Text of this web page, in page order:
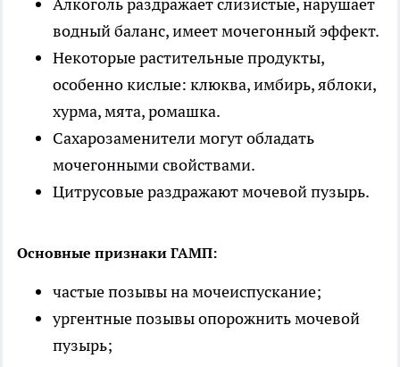
Алкоголь раздражает слизистые, нарушает
водный баланс, имеет мочегонный эффект.
Некоторые растительные продукты,
особенно кислые: клюква, имбирь, яблоки,
хурма, мята, ромашка.
Сахарозаменители могут обладать
мочегонными свойствами.
Цитрусовые раздражают мочевой пузырь.
Основные признаки ГАМП:
частые позывы на мочеиспускание;
ургентные позывы опорожнить мочевой
пузырь;